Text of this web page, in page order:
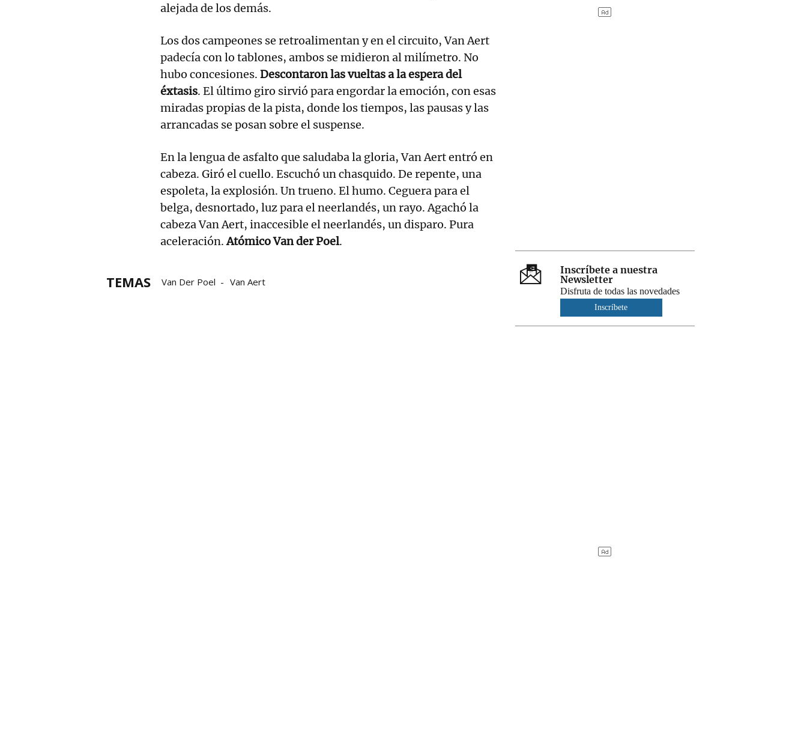
alejada de los demás.
Los dos campeones se retroalimentan y en el circuito, Van Aert
padecía con lo tablones, ambos se midieron al milímetro. No
hubo concesiones. Descontaron las vueltas a la espera del
éxtasis. El último giro sirvió para engordar la emoción, con esas
miradas propias de la pista, donde los tiempos, las pausas y las
arrancadas se posan sobre el suspense.
En la lengua de asfalto que saludaba la gloria, Van Aert entró en
cabeza. Giró el cuello. Escuchó un chasquido. De repente, una
espoleta, la explosión. Un trueno. El humo. Ceguera para el
belga, desnortado, luz para el neerlandés, un rayo. Agachó la
cabeza Van Aert, inaccesible el neerlandés, un disparo. Pura
aceleración.Atómico Van der Poel.
TEMAS Van Der Poel Van Aert
Inscríbete a nuestra
Newsletter
Disfruta de todas las novedades
Inscríbete